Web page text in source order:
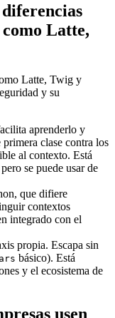
Latte,
Latte, Twig y
y su
aprenderlo y
clase contra los
al contexto. Está
se puede usar de
que difiere
contextos
integrado con el
propia. Escapa sin
básico). Está
y el ecosistema de
usen